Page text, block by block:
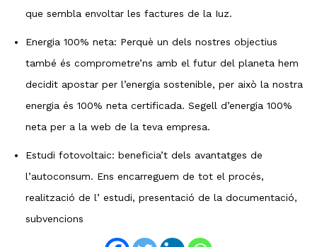
que sembla envoltar les factures de la Iuz.
Energia 100% neta: Perquè un dels nostres objectius
també és comprometre’ns amb el futur del planeta hem
decidit apostar per l’energia sostenible, per això la nostra
energia és 100% neta certificada. Segell d’energia 100%
neta per a la web de la teva empresa.
Estudi fotovoltaic: beneficia’t dels avantatges de
l’autoconsum. Ens encarreguem de tot el procés,
realització de l’ estudi, presentació de la documentació,
subvencions